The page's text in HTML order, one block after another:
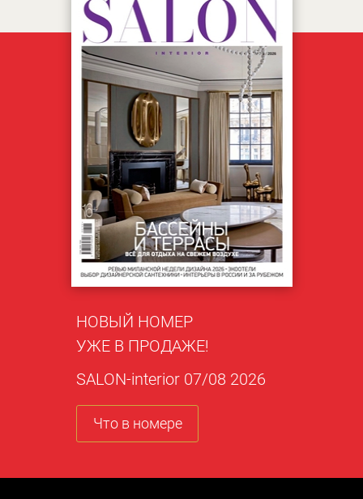
НОВЫЙ НОМЕР
УЖЕ В ПРОДАЖЕ!
SALON-interior 07/08 2026
Что в номере